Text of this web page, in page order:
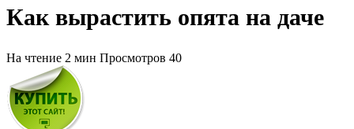
Как вырастить опята на даче
На чтение 2 мин Просмотров 40